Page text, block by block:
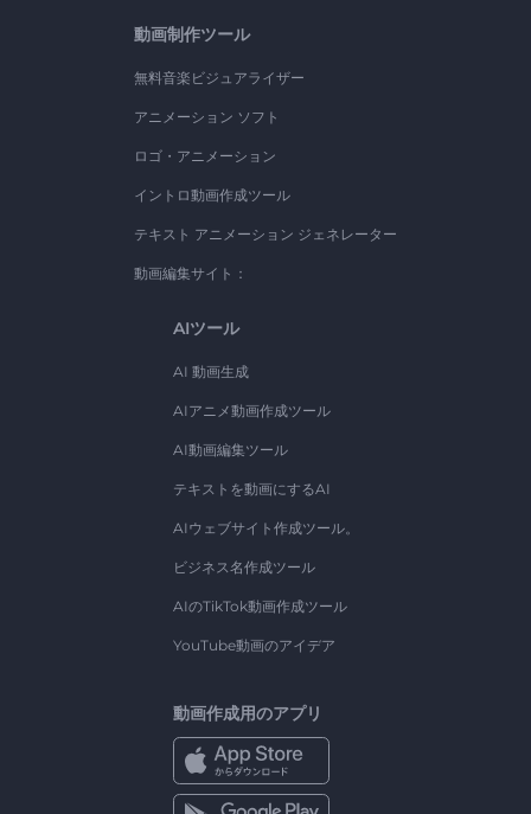
動画制作ツール
無料音楽ビジュアライザー
アニメーション ソフト
ロゴ・アニメーション
イントロ動画作成ツール
テキスト アニメーション ジェネレーター
動画編集サイト：
AIツール
AI 動画生成
AIアニメ動画作成ツール
AI動画編集ツール
テキストを動画にするAI
AIウェブサイト作成ツール。
ビジネス名作成ツール
AIのTikTok動画作成ツール
YouTube動画のアイデア
動画作成用のアプリ